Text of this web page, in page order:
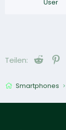
User
Teilen: Reddit
Smartphones